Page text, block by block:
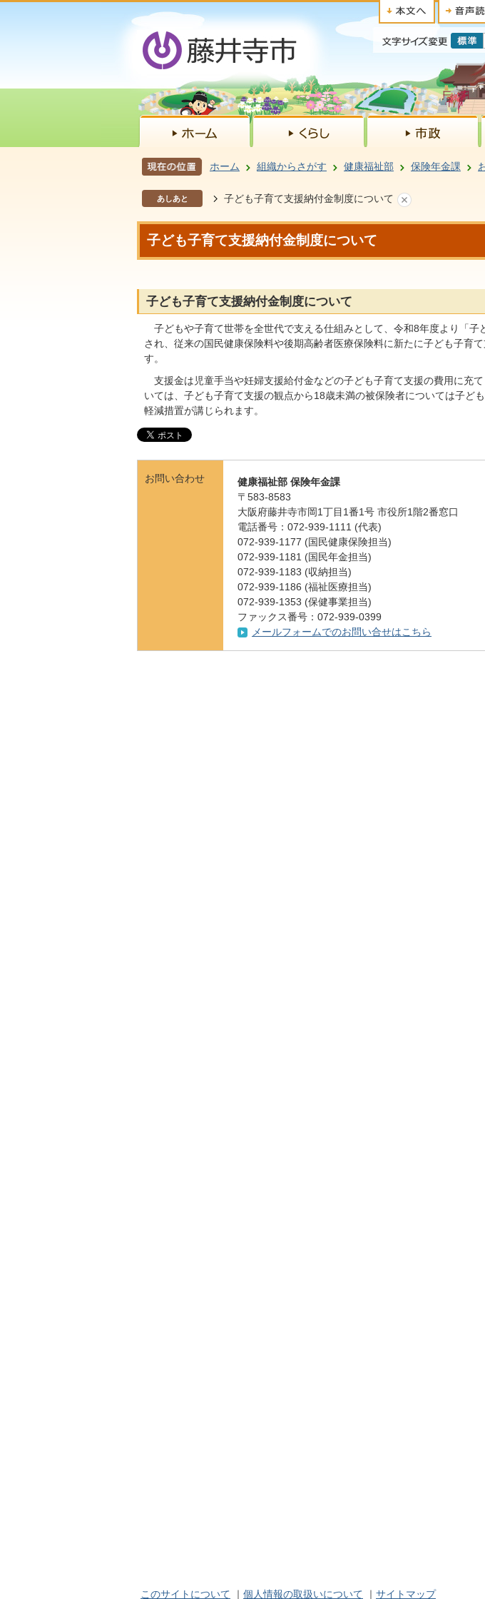
ホーム 組織からさがす 健康福祉部 保険年金課
あしあと 子ども子育て支援納付金制度について
子ども子育て支援納付金制度について
子ども子育て支援納付金制度について
子どもや子育て世帯を全世代で支える仕組みとして、令和8年度より「子
され、従来の国民健康保険料や後期高齢者医療保険料に新たに子ども子育
す。
支援金は児童手当や妊婦支援給付金などの子ども子育て支援の費用に充
いては、子ども子育て支援の観点から18歳未満の被保険者については子ど
軽減措置が講じられます。
お問い合わせ
健康福祉部 保険年金課
〒583-8583
大阪府藤井寺市岡1丁目1番1号 市役所1階2番窓口
電話番号：072-939-1111 (代表)
072-939-1177 (国民健康保険担当)
072-939-1181 (国民年金担当)
072-939-1183 (収納担当)
072-939-1186 (福祉医療担当)
072-939-1353 (保健事業担当)
ファックス番号：072-939-0399
メールフォームでのお問い合せはこちら
このサイトについて ｜ 個人情報の取扱いについて ｜ サイトマップ